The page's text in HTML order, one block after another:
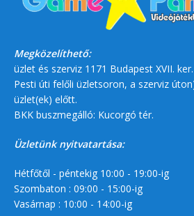
Megközelíthető:
üzlet és szerviz 1171 Budapest XVII.
Pesti úti felőli üzletsoron, a szerviz
üzlet(ek) előtt.
BKK buszmegálló: Kucorgó tér.
Üzletünk nyitvatartása:
Hétfőtől - péntekig 10:00 - 19:00-ig
Szombaton : 09:00 - 15:00-ig
Vasárnap : 10:00 - 14:00-ig